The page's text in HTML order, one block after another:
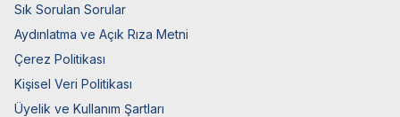
Sık Sorulan Sorular
Aydınlatma ve Açık Rıza Metni
Çerez Politikası
Kişisel Veri Politikası
Üyelik ve Kullanım Şartları